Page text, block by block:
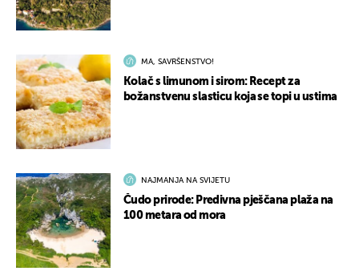
MA, SAVRŠENSTVO!
Kolač s limunom i sirom: Recept za
božanstvenu slasticu koja se topi u ustima
NAJMANJA NA SVIJETU
Čudo prirode: Predivna pješčana plaža na
100 metara od mora